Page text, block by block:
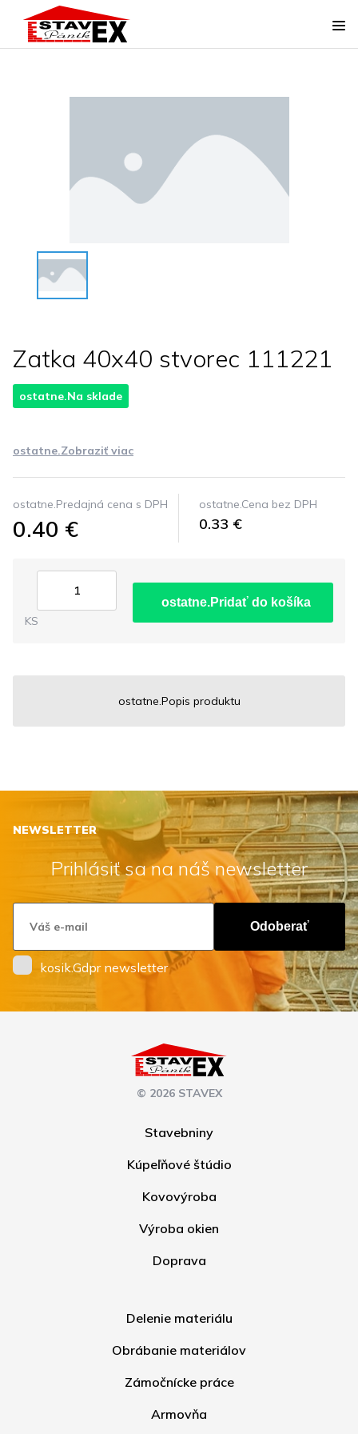
Zatka 40x40 stvorec 111221
ostatne.Na sklade
ostatne.Zobraziť viac
ostatne.Predajná cena s DPH
0.40 €
ostatne.Cena bez DPH
0.33 €
KS
ostatne.Pridať do košíka
ostatne.Popis produktu
NEWSLETTER
Prihlásiť sa na náš newsletter
Odoberať
kosik.Gdpr newsletter
© 2026 STAVEX
Stavebniny
Kúpeľňové štúdio
Kovovýroba
Výroba okien
Doprava
Delenie materiálu
Obrábanie materiálov
Zámočnícke práce
Armovňa